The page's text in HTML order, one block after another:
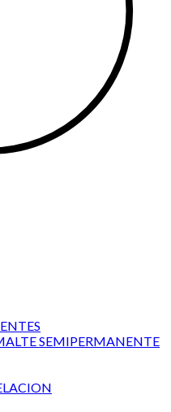
SEMIPERMANENTE